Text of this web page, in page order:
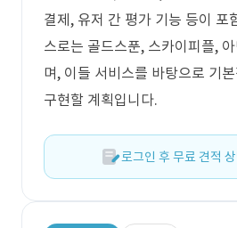
결제, 유저 간 평가 기능 등이 포
스로는 골드스푼, 스카이피플,
며, 이들 서비스를 바탕으로 기
구현할 계획입니다.
로그인 후 무료 견적